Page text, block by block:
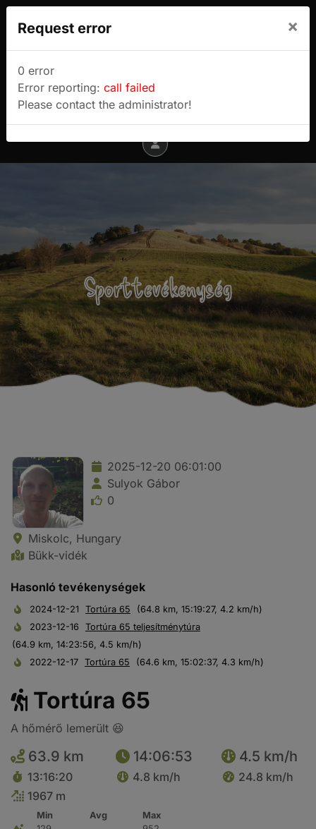
Sulyok Gábor túrablogja
Menu
Sporttevékenység
2025-12-20 06:01:00
Sulyok Gábor
0
Miskolc, Hungary
Bükk-vidék
Hasonló tevékenységek
2024-12-21 Tortúra 65
(64.8 km, 15:19:27, 4.2 km/h)
2023-12-16
Tortúra 65 teljesítménytúra
(64.9 km, 14:23:56, 4.5 km/h)
2022-12-17 Tortúra 65 (64.6 km, 15:02:37, 4.3 km/h)
Tortúra 65
A hőmérő lemerült 😆
63.9 km 14:06:53 4.5 km/h
13:16:20 4.8 km/h
24.8 km/h
1967 m
Min Avg
Max
Request error ×
0 error
Error reporting: call failed
Please contact the administrator!